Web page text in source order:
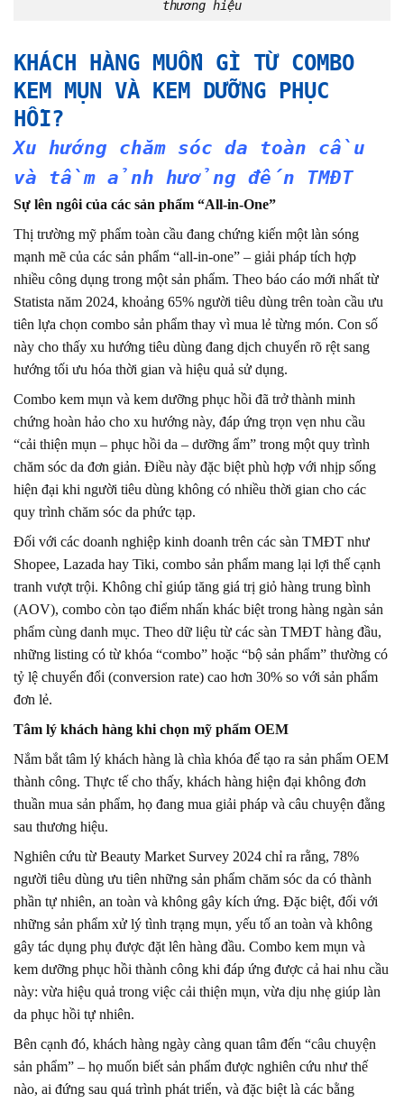
thương hiệu
KHÁCH HÀNG MUỐN GÌ TỪ COMBO
KEM MỤN VÀ KEM DƯỠNG PHỤC
HỒI?
Xu hướng chăm sóc da toàn cầu
và tầm ảnh hưởng đến TMĐT
Sự lên ngôi của các sản phẩm “All-in-One”
Thị trường mỹ phẩm toàn cầu đang chứng kiến một làn sóng
mạnh mẽ của các sản phẩm “all-in-one” – giải pháp tích hợp
nhiều công dụng trong một sản phẩm. Theo báo cáo mới nhất từ
Statista năm 2024, khoảng 65% người tiêu dùng trên toàn cầu ưu
tiên lựa chọn combo sản phẩm thay vì mua lẻ từng món. Con số
này cho thấy xu hướng tiêu dùng đang dịch chuyển rõ rệt sang
hướng tối ưu hóa thời gian và hiệu quả sử dụng.
Combo kem mụn và kem dưỡng phục hồi đã trở thành minh
chứng hoàn hảo cho xu hướng này, đáp ứng trọn vẹn nhu cầu
“cải thiện mụn – phục hồi da – dưỡng ẩm” trong một quy trình
chăm sóc da đơn giản. Điều này đặc biệt phù hợp với nhịp sống
hiện đại khi người tiêu dùng không có nhiều thời gian cho các
quy trình chăm sóc da phức tạp.
Đối với các doanh nghiệp kinh doanh trên các sàn TMĐT như
Shopee, Lazada hay Tiki, combo sản phẩm mang lại lợi thế cạnh
tranh vượt trội. Không chỉ giúp tăng giá trị giỏ hàng trung bình
(AOV), combo còn tạo điểm nhấn khác biệt trong hàng ngàn sản
phẩm cùng danh mục. Theo dữ liệu từ các sàn TMĐT hàng đầu,
những listing có từ khóa “combo” hoặc “bộ sản phẩm” thường có
tỷ lệ chuyển đổi (conversion rate) cao hơn 30% so với sản phẩm
đơn lẻ.
Tâm lý khách hàng khi chọn mỹ phẩm OEM
Nắm bắt tâm lý khách hàng là chìa khóa để tạo ra sản phẩm OEM
thành công. Thực tế cho thấy, khách hàng hiện đại không đơn
thuần mua sản phẩm, họ đang mua giải pháp và câu chuyện đằng
sau thương hiệu.
Nghiên cứu từ Beauty Market Survey 2024 chỉ ra rằng, 78%
người tiêu dùng ưu tiên những sản phẩm chăm sóc da có thành
phần tự nhiên, an toàn và không gây kích ứng. Đặc biệt, đối với
những sản phẩm xử lý tình trạng mụn, yếu tố an toàn và không
gây tác dụng phụ được đặt lên hàng đầu. Combo kem mụn và
kem dưỡng phục hồi thành công khi đáp ứng được cả hai nhu cầu
này: vừa hiệu quả trong việc cải thiện mụn, vừa dịu nhẹ giúp làn
da phục hồi tự nhiên.
Bên cạnh đó, khách hàng ngày càng quan tâm đến “câu chuyện
sản phẩm” – họ muốn biết sản phẩm được nghiên cứu như thế
nào, ai đứng sau quá trình phát triển, và đặc biệt là các bằng